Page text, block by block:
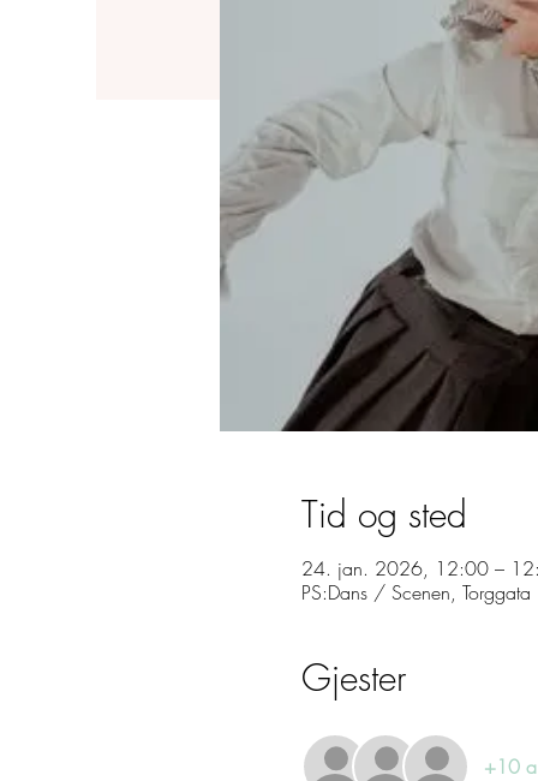
Tid og sted
24. jan. 2026, 12:00 –
PS:Dans / Scenen,
Gjester
+10